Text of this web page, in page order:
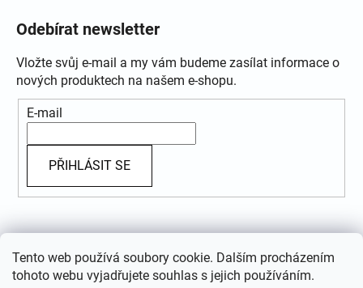
Tento web používá soubory cookie. Dalším procházením
tohoto webu vyjadřujete souhlas s jejich používáním.
Odebírat newsletter
Vložte svůj e-mail a my vám budeme zasílat informace o
nových produktech na našem e-shopu.
E-mail
PŘIHLÁSIT SE